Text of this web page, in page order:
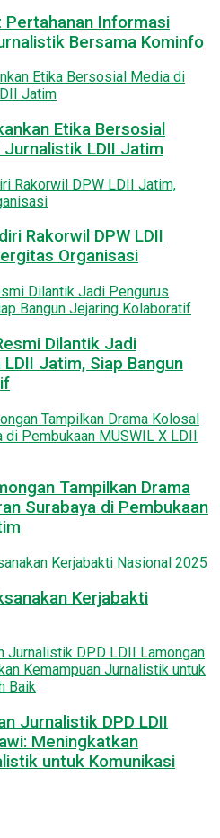
Pertahanan Informasi
Bersama Kominfo
Etika Bersosial
LDII Jatim
Rakorwil DPW LDII
Organisasi
Dilantik Jadi
Jatim, Siap Bangun
Tampilkan Drama
Surabaya di Pembukaan
Kerjabakti
Jurnalistik DPD LDII
Meningkatkan
untuk Komunikasi